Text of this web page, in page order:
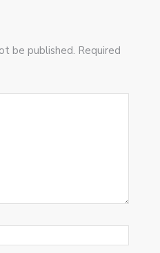
be published. Required